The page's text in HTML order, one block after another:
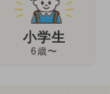
小学生
6歳〜